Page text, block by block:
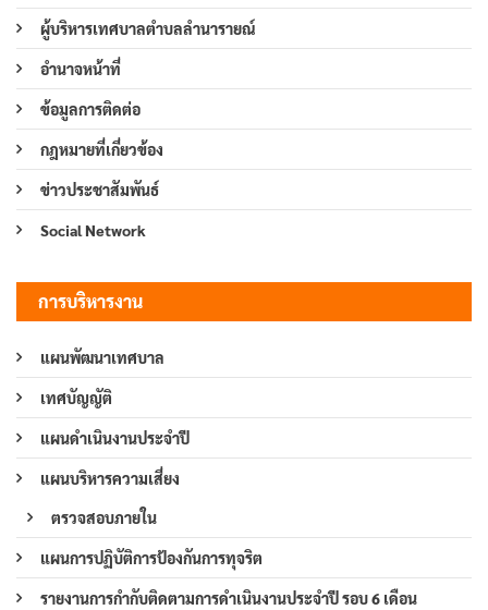
ผู้บริหารเทศบาลตำบลลำนารายณ์
อำนาจหน้าที่
ข้อมูลการติดต่อ
กฎหมายที่เกี่ยวข้อง
ข่าวประชาสัมพันธ์
Social Network
การบริหารงาน
แผนพัฒนาเทศบาล
เทศบัญญัติ
แผนดำเนินงานประจำปี
แผนบริหารความเสี่ยง
ตรวจสอบภายใน
แผนการปฏิบัติการป้องกันการทุจริต
รายงานการกำกับติดตามการดำเนินงานประจำปี รอบ 6 เดือน